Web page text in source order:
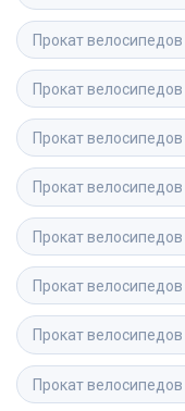
Прокат велосипедов
Прокат велосипедов
Прокат велосипедов
Прокат велосипедов
Прокат велосипедов
Прокат велосипедов
Прокат велосипедов
Прокат велосипедов